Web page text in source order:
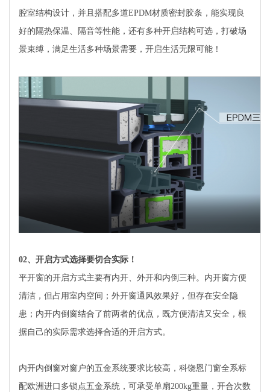
腔室结构设计，并且搭配多道EPDM材质密封胶条，能实现良
好的隔热保温、隔音等性能，还有多种开启结构可选，打破场
景束缚，满足生活多种场景需要，开启生活无限可能！
02、开启方式选择要切合实际！
平开窗的开启方式主要有内开、外开和内倒三种。内开窗方便
清洁，但占用室内空间；外开窗通风效果好，但存在安全隐
患；内开内倒窗结合了前两者的优点，既方便清洁又安全，根
据自己的实际需求选择合适的开启方式。
内开内倒窗对窗户的五金系统要求比较高，科饶恩门窗全系标
配欧洲进口多锁点五金系统，可承受单扇200kg重量，开合次数